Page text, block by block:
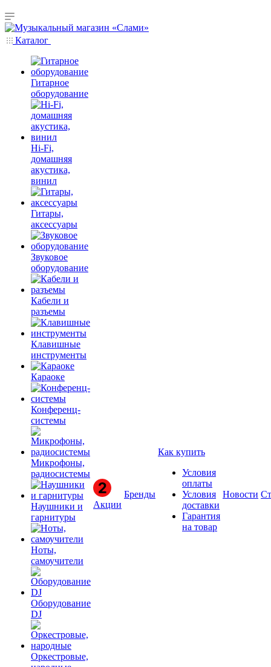
Каталог
Гитарное
оборудование
Hi-Fi,
домашняя
акустика,
винил
Гитары,
аксессуары
Звуковое
оборудование
Кабели и
разъемы
Клавишные
инструменты
Караоке
Конференц-
системы
Микрофоны,
радиосистемы
Наушники и
гарнитуры
Ноты,
самоучители
Оборудование
DJ
Оркестровые,
Акции
Бренды
Как купить
Условия
оплаты
Условия
доставки
Гарантия
на товар
Новости